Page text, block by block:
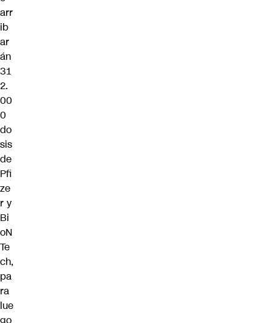
arr
ib
ar
án
31
2.
00
0
do
sis
de
Pfi
ze
r y
Bi
oN
Te
ch,
pa
ra
lue